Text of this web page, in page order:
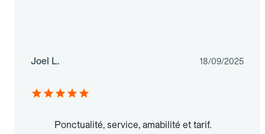
Joel L. 18/09/2025
Ponctualité, service, amabilité et tarif.